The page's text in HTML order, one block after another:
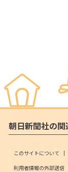
朝日新聞社の関
このサイトについて
利用者情報の外部送信